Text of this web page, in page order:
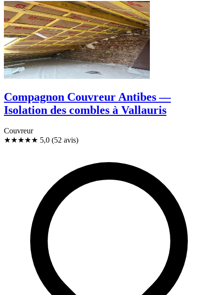
Compagnon Couvreur Antibes —
Isolation des combles à Vallauris
Couvreur
★★★★★ 5,0 (52 avis)